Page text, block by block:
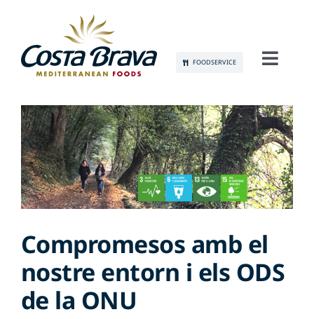
content
FOODSERVICE
SOSTENIBILITAT
PRODUCTES
OCUPACIÓ
CONTACTE
Compromesos amb el
nostre entorn i els ODS
de la ONU